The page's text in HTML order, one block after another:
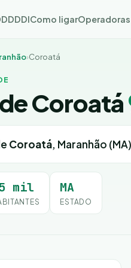
DDIComo ligarOperadoras
›Coroatá
Coroatá
Coroatá, Maranhão
mil MA
ESTADO